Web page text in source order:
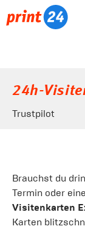
24h-
Trustpilot
Brauchst du
Termin oder
Visitenkarten
Karten